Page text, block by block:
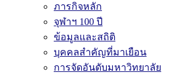
ภารกิจหลัก
จุฬาฯ 100 ปี
ข้อมูลและสถิติ
บุคคลสำคัญที่มาเยือน
การจัดอันดับมหาวิทยาลัย